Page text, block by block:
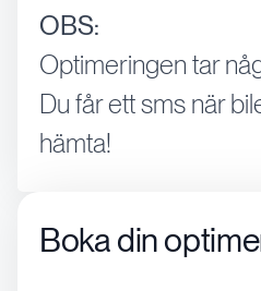
OBS:
Optimeringen tar
Du får ett sms när
hämta!
Boka din